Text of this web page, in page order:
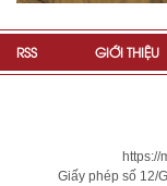
RSS GIỚI THIỆU
Giấy phép số 12/